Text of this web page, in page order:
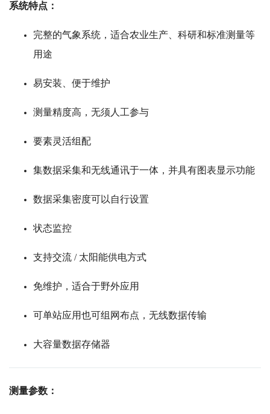
系统特点：
完整的气象系统，适合农业生产、科研和标准测量等
用途
易安装、便于维护
测量精度高，无须人工参与
要素灵活组配
集数据采集和无线通讯于一体，并具有图表显示功能
数据采集密度可以自行设置
状态监控
支持交流 / 太阳能供电方式
免维护，适合于野外应用
可单站应用也可组网布点，无线数据传输
大容量数据存储器
测量参数：